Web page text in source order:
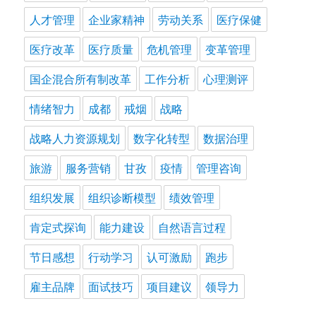
人才管理
企业家精神 劳动关系
医疗保健
医疗改革
医疗质量 危机管理
变革管理
国企混合所有制改革
工作分析
心理测评
情绪智力
成都 戒烟
战略
战略人力资源规划
数字化转型
数据治理
旅游
服务营销 甘孜 疫情
管理咨询
组织发展
组织诊断模型
绩效管理
肯定式探询
能力建设
自然语言过程
节日感想
行动学习 认可激励
跑步
雇主品牌
面试技巧 项目建议 领导力